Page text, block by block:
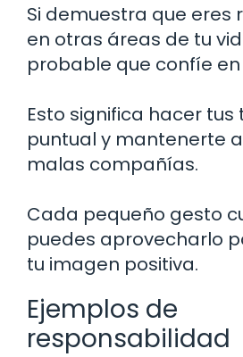
Si demuestra que eres
en otras áreas de tu
probable que confíe en
Esto significa hacer tus
puntual y mantenerte
malas compañías.
Cada pequeño gesto
puedes aprovecharlo
tu imagen positiva.
Ejemplos de
responsabilidad